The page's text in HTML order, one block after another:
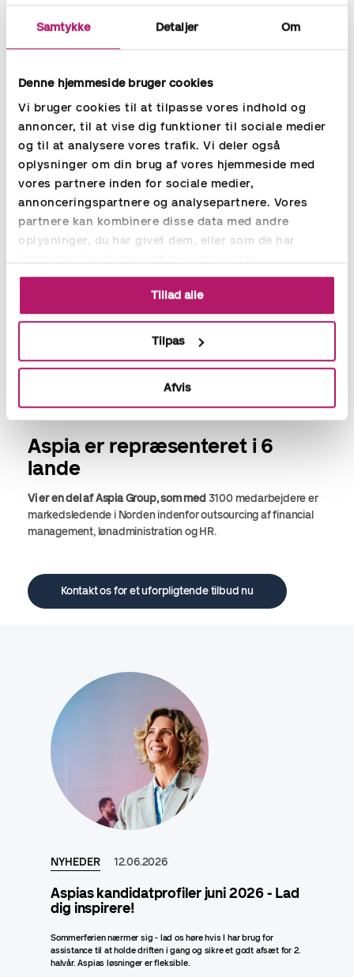
Samtykke Detaljer Om
Denne hjemmeside bruger cookies
Vi bruger cookies til at tilpasse vores indhold og
annoncer, til at vise dig funktioner til sociale medier
og til at analysere vores trafik. Vi deler også
oplysninger om din brug af vores hjemmeside med
vores partnere inden for sociale medier,
annonceringspartnere og analysepartnere. Vores
partnere kan kombinere disse data med andre
oplysninger, du har givet dem, eller som de har
indsamlet fra din brug af deres tjenester.
Tillad alle
Tilpas
Afvis
Gennem vores konstant opdaterede kandidatdatabase og
earch & Selection
finder vi hurtigt kompetent personale
til din virksomhed, også når opgaverne melder sig akut.
Rekruttering af økonomi,
regnskabsmedarbejdere og lønmedarbejdere -
Læs mere
Aspia er repræsenteret i 6
lande
Vi er en del af Aspia Group, som med 3100 medarbejdere er
markedsledende i Norden indenforoutsourcing af financial
management, lønadministration og HR.
Kontakt os for et uforpligtende tilbud nu
NYHEDER 12.06.2026
Aspias kandidatprofiler juni 2026 - Lad
dig inspirere!
Sommerferien nærmer sig - lad os høre hvis I har brug for
assistance til at holde driften i gang og sikre et godt afsæt for 2.
halvår. Aspias løsninger er fleksible.